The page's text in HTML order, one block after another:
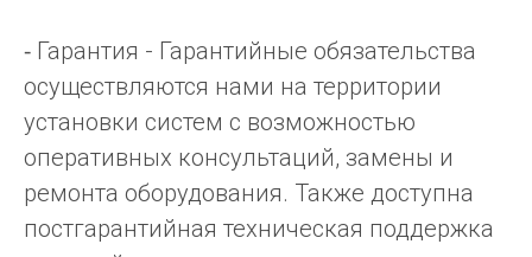
⁃ Гарантия - Гарантийные обязательства
осуществляются нами на территории
установки систем с возможностью
оперативных консультаций, замены и
ремонта оборудования. Также доступна
постгарантийная техническая поддержка